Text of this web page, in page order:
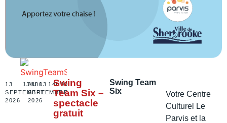
13
SEPTEMBRE
2026
13H00
AU 13
SEPTEMBRE
2026
14H00
Swing
Team Six –
spectacle
gratuit
Swing Team
Six
Votre Centre
Culturel Le
Parvis et la